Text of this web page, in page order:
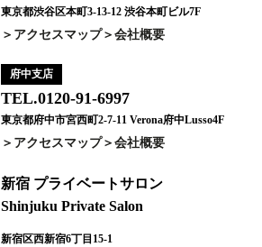
東京都渋谷区本町3-13-12 渋谷本町ビル7F
アクセスマップ 会社概要
府中支店
TEL.0120-91-6997
東京都府中市宮西町2-7-11 Verona府中Lusso4F
アクセスマップ 会社概要
新宿 プライベートサロン
Shinjuku Private Salon
新宿区西新宿6丁目15-1